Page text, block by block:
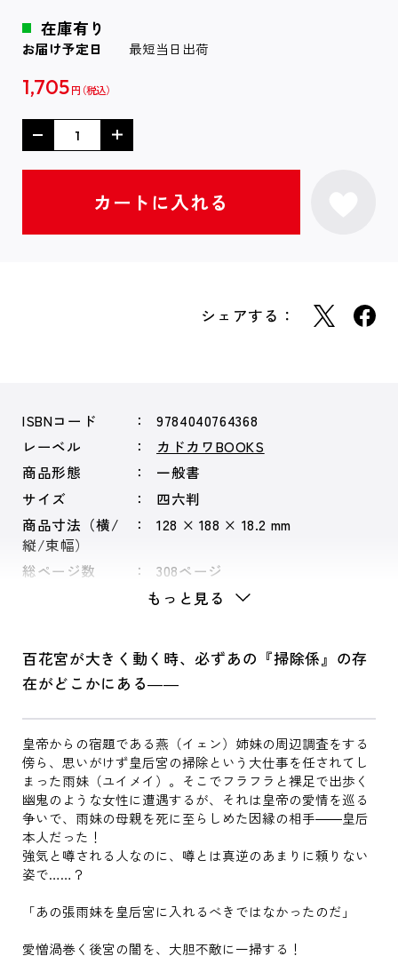
在庫有り
お届け予定日 最短当日出荷
1,705 円
シェアする：
ISBNコード
9784040764368
レーベル
カドカワBOOKS
商品形態
一般書
サイズ
四六判
商品寸法（横/
縦/束幅）
128 × 188 × 18.2 mm
総ページ数 308ページ
もっと見る
百花宮が大きく動く時、必ずあの『掃除係』の存
在がどこかにある――
皇帝からの宿題である燕（イェン）姉妹の周辺調査をする
傍ら、思いがけず皇后宮の掃除という大仕事を任されてし
まった雨妹（ユイメイ）。そこでフラフラと裸足で出歩く
幽鬼のような女性に遭遇するが、それは皇帝の愛情を巡る
争いで、雨妹の母親を死に至らしめた因縁の相手――皇后
本人だった！
強気と噂される人なのに、噂とは真逆のあまりに頼りない
姿で……？
「あの張雨妹を皇后宮に入れるべきではなかったのだ」
愛憎渦巻く後宮の闇を、大胆不敵に一掃する！